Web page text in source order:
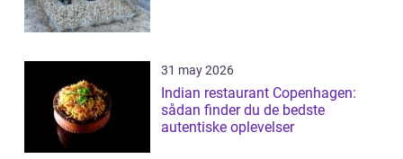
31 may 2026
Indian restaurant Copenhagen:
sådan finder du de bedste
autentiske oplevelser